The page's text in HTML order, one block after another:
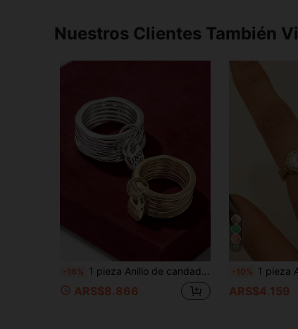
Nuestros Clientes También
-16% 1 pieza Anillo de candado grabado de 6 capas chapado en plata vintage, adecuado para el uso diario de mujeres, citas, regalo de vacaciones, joyería
ARS$8.866
-10% 1 pieza Anillo de reloj decorativo de diseño
ARS$4.159